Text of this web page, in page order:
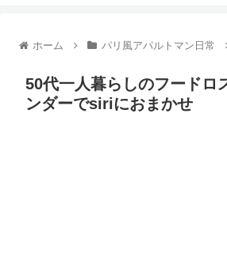
ホーム パリ風アパルトマン日常
50代一人暮らしのフードロ
ンダーでsiriにおまかせ